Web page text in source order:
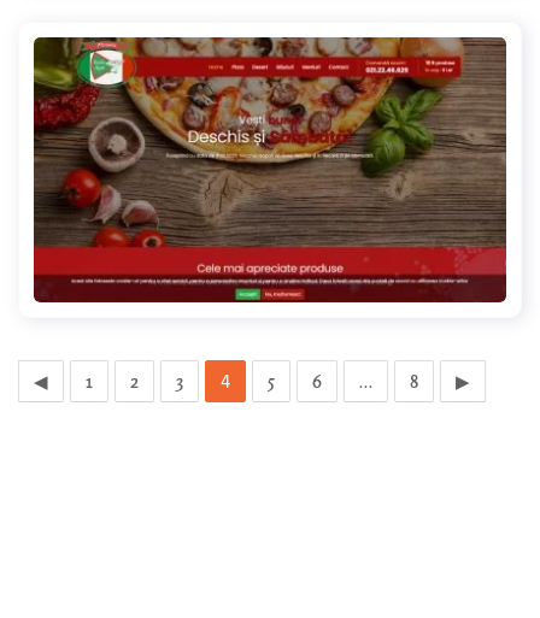
vecchianapoli.ro
◀ 1 2 3 4 5 6 … 8 ▶